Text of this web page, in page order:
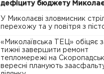
дефіциту бюджету
У Миколаєві зловмисник
перехожу та у повітря з
«Миколаївська ТЕЦ» обіцяє
тижні завершити ремонт
тепломережі на
вересні планують